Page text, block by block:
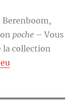
poche – Vous
la collection